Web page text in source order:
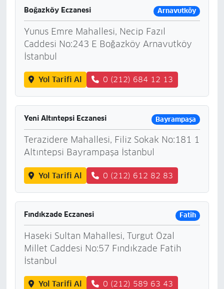
Boğazköy Eczanesi Arnavutköy
Yunus Emre Mahallesi, Necip Fazıl
Caddesi No:243 E Boğazköy Arnavutköy
İstanbul
Yol Tarifi Al 0 (212) 684 12 13
Yeni Altıntepsi Eczanesi Bayrampaşa
Terazidere Mahallesi, Filiz Sokak No:181 1
Altıntepsi Bayrampaşa İstanbul
Yol Tarifi Al 0 (212) 612 82 83
Fındıkzade Eczanesi Fatih
Haseki Sultan Mahallesi, Turgut Özal
Millet Caddesi No:57 Fındıkzade Fatih
İstanbul
Yol Tarifi Al 0 (212) 589 63 43